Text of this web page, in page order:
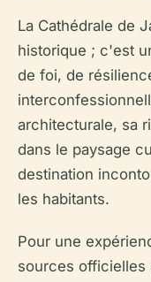
La Cathédrale de
historique ; c'est
de foi, de
architecturale, sa
dans le paysage
destination
les habitants.
Pour une
sources officielles